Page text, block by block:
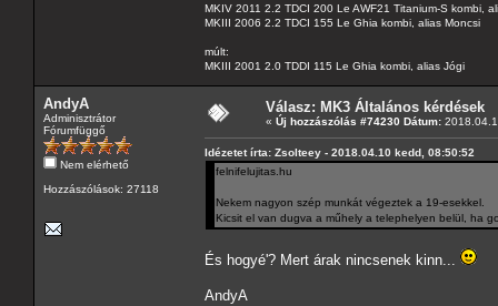
MKIV 2011 2.2 TDCI 200 Le AWF21 Titanium-S kombi,
MKIII 2006 2.2 TDCI 155 Le Ghia kombi, alias Moncsi
múlt:
MKIII 2001 2.0 TDDI 115 Le Ghia kombi, alias Jógi
AndyA
Adminisztrátor
Fórumfüggő
Nem elérhető
Hozzászólások: 27118
Válasz: MK3 Általános kérdések
« Új hozzászólás #74230 Dátum:
Idézetet írta: Zsolteey - 2018.04.10 kedd, 08:50:52
felnifelujitas.hu
Nekem nagyon szép munkát végeztek a 19-esekkel.
Kicsit el van dugva a műhely a telephelyen belül, ha
És hogyé'? Mert árak nincsenek kinn...
AndyA